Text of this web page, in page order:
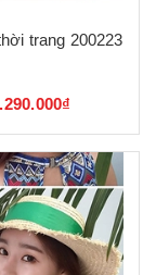
trang 200223